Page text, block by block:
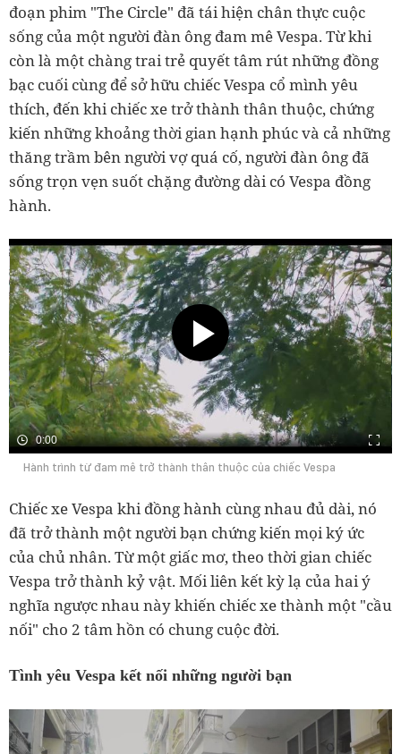
đoạn phim "The Circle" đã tái hiện chân thực cuộc
sống của một người đàn ông đam mê Vespa. Từ khi
còn là một chàng trai trẻ quyết tâm rút những đồng
bạc cuối cùng để sở hữu chiếc Vespa cổ mình yêu
thích, đến khi chiếc xe trở thành thân thuộc, chứng
kiến những khoảng thời gian hạnh phúc và cả những
thăng trầm bên người vợ quá cố, người đàn ông đã
sống trọn vẹn suốt chặng đường dài có Vespa đồng
hành.
0:00
Hành trình từ đam mê trở thành thân thuộc của chiếc Vespa
Chiếc xe Vespa khi đồng hành cùng nhau đủ dài, nó
đã trở thành một người bạn chứng kiến mọi ký ức
của chủ nhân. Từ một giấc mơ, theo thời gian chiếc
Vespa trở thành kỷ vật. Mối liên kết kỳ lạ của hai ý
nghĩa ngược nhau này khiến chiếc xe thành một "cầu
nối" cho 2 tâm hồn có chung cuộc đời.
Tình yêu Vespa kết nối những người bạn